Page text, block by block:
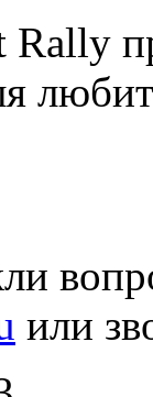
или